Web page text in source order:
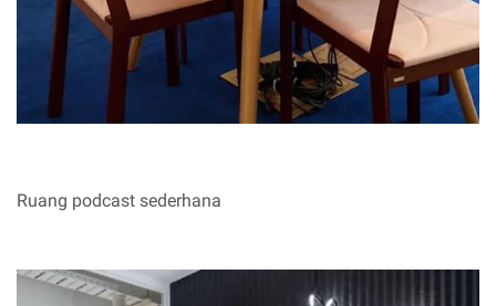
Ruang podcast sederhana